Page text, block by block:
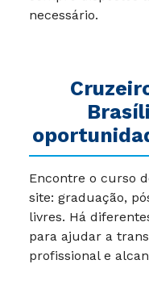
necessário.
Encontre o curso
site: graduação,
livres. Há
para ajudar a
profissional e